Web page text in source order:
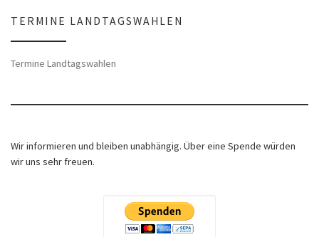
TERMINE LANDTAGSWAHLEN
Termine Landtagswahlen
Wir informieren und bleiben unabhängig. Über eine Spende würden
wir uns sehr freuen.